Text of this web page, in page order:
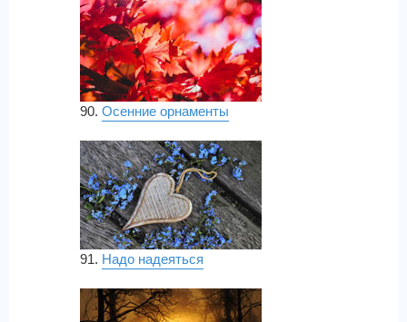
90. Осенние орнаменты
91. Надо надеяться